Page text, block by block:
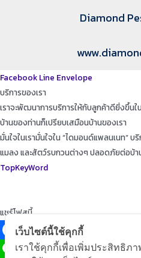
Diamond
Facebook Line Envelope
บริการของเรา
เราจะพัฒนาการบริการให้กับลูกค้าดียิ่งขึ้นใ
บ้านของท่านก็เปรียบเสมือนบ้านของเรา
มั่นใจในเรามั่นใจใน “ไดมอนด์แพลนเนท”
แมลง และสัตว์รบกวนต่างๆ ปลอดภัยต่อบ้
TopKeyWord
แชร์โฟสนี้
Facebook
เว็บไซต์นี้ใช้คุกกี้
เราใช้คุกกี้เพื่อเพิ่มประสิทธิ